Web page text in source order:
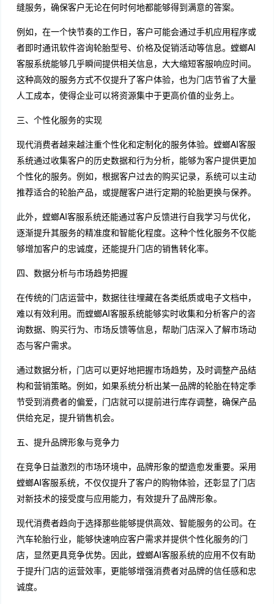
缝服务，确保客户无论在何时何地都能够得到满意的答案。
例如，在一个快节奏的工作日，客户可能会通过手机应用程序或
者即时通讯软件咨询轮胎型号、价格及促销活动等信息。螳螂AI
客服系统能够几乎瞬间提供相关信息，大大缩短客服响应时间。
这种高效的服务方式不仅提升了客户体验，也为门店节省了大量
人工成本，使得企业可以将资源集中于更高价值的业务上。
三、个性化服务的实现
现代消费者越来越注重个性化和定制化的服务体验。螳螂AI客服
系统通过收集客户的历史数据和行为分析，能够为客户提供更加
个性化的服务。例如，根据客户过去的购买记录，系统可以主动
推荐适合的轮胎产品，或提醒客户进行定期的轮胎更换与保养。
此外，螳螂AI客服系统还能通过客户反馈进行自我学习与优化，
逐渐提升其服务的精准度和智能化程度。这种个性化服务不仅能
够增加客户的忠诚度，还能提升门店的销售转化率。
四、数据分析与市场趋势把握
在传统的门店运营中，数据往往埋藏在各类纸质或电子文档中，
难以有效利用。而螳螂AI客服系统能够实时收集和分析客户的咨
询数据、购买行为、市场反馈等信息，帮助门店深入了解市场动
态与客户需求。
通过数据分析，门店可以更好地把握市场趋势，及时调整产品结
构和营销策略。例如，如果系统分析出某一品牌的轮胎在特定季
节受到消费者的偏爱，门店就可以提前进行库存调整，确保产品
供给充足，提升销售机会。
五、提升品牌形象与竞争力
在竞争日益激烈的市场环境中，品牌形象的塑造愈发重要。采用
螳螂AI客服系统，不仅仅提升了客户的购物体验，还彰显了门店
对新技术的接受度与应用能力，有效提升了品牌形象。
现代消费者趋向于选择那些能够提供高效、智能服务的公司。在
汽车轮胎行业，能够快速响应客户需求并提供个性化服务的门
店，显然更具竞争优势。因此，螳螂AI客服系统的应用不仅有助
于提升门店的运营效率，更能够增强消费者对品牌的信任感和忠
诚度。